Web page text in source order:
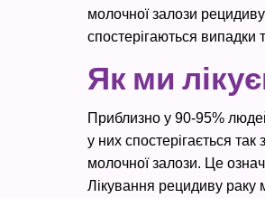
молочної залози
спостерігаються випадки
Як ми
Приблизно у 90-95%
у них спостерігається
молочної залози. Це
Лікування рецидиву раку